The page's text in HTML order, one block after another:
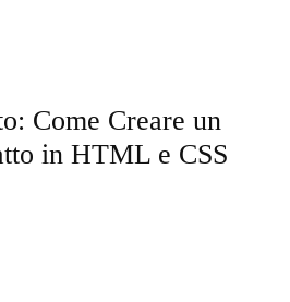
Come Creare un
in HTML e CSS